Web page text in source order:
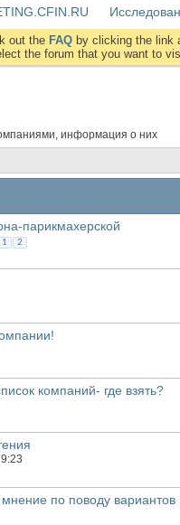
out the FAQ by clicking the link
the forum that you want to
информация о них
парикмахерской
1 2
компаний- где взять?
по поводу вариантов